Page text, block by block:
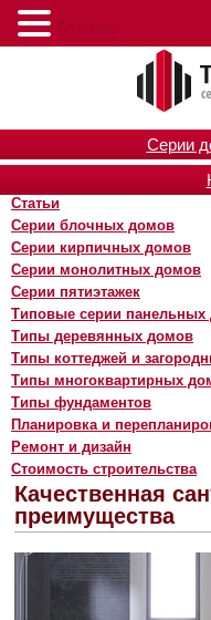
Серии
Статьи
Серии блочных домов
Серии кирпичных домов
Серии монолитных домов
Серии пятиэтажек
Типовые серии панельных
Типы деревянных домов
Типы коттеджей и
Типы многоквартирных
Типы фундаментов
Планировка и
Ремонт и дизайн
Стоимость строительства
Качественная
преимущества